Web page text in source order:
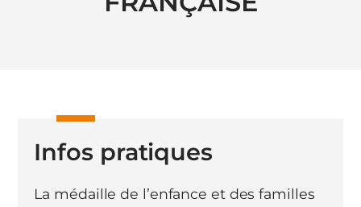
Infos pratiques
La médaille de l’enfance et des familles